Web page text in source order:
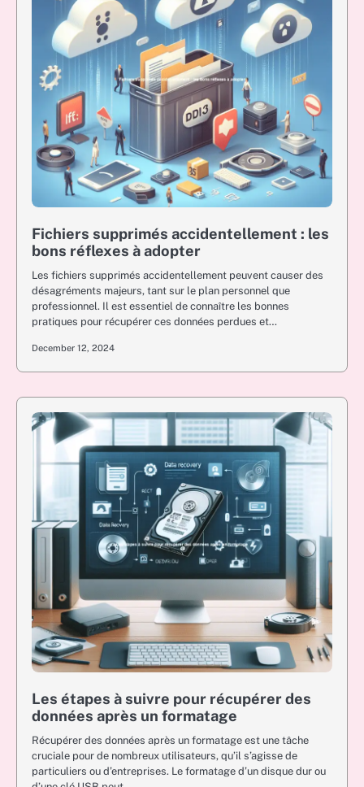
Fichiers supprimés accidentellement : les
bons réflexes à adopter
Les fichiers supprimés accidentellement peuvent causer des
désagréments majeurs, tant sur le plan personnel que
professionnel. Il est essentiel de connaître les bonnes
pratiques pour récupérer ces données perdues et…
December 12, 2024
Les étapes à suivre pour récupérer des
données après un formatage
Récupérer des données après un formatage est une tâche
cruciale pour de nombreux utilisateurs, qu’il s’agisse de
particuliers ou d’entreprises. Le formatage d’un disque dur ou